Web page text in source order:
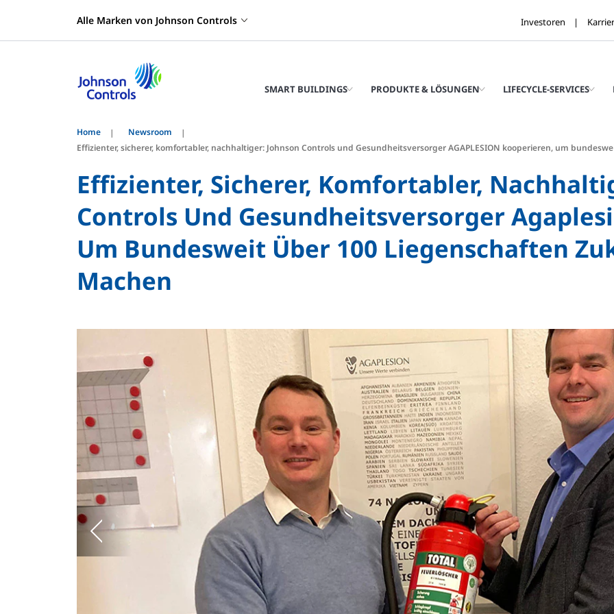
Alle Marken von Johnson Controls Investoren
SMART BUILDINGS PRODUKTE & LÖSUNGEN LIFECYCLE-SERVICES
Home
Newsroom
Effizienter, sicherer, komfortabler, nachhaltiger: Johnson Controls und Gesundheitsversorger AGAPLESION kooperieren, um
Effizienter, Sicherer, Komfortabler,
Controls Und Gesundheitsversorger
Um Bundesweit Über 100 Liegenschaften
Machen
Previous